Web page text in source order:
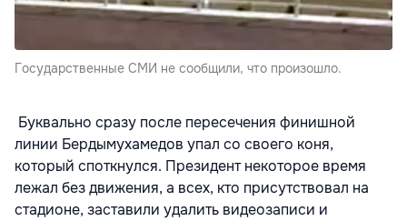
Государственные СМИ не сообщили, что произошло.
Буквально сразу после пересечения финишной
линии Бердымухамедов упал со своего коня,
который споткнулся. Президент некоторое время
лежал без движения, а всех, кто присутствовал на
стадионе, заставили удалить видеозаписи и